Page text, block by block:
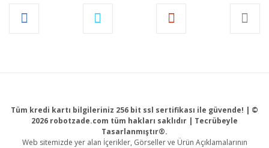
Tüm kredi kartı bilgileriniz 256 bit ssl sertifikası ile güvende! | ©
2026 robotzade.com tüm hakları saklıdır | Tecrübeyle
Tasarlanmıştır®.
Web sitemizde yer alan İçerikler, Görseller ve Ürün Açıklamalarının